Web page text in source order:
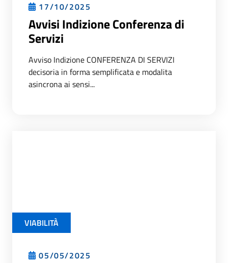
17/10/2025
Avvisi Indizione Conferenza di
Servizi
Avviso Indizione CONFERENZA DI SERVIZI
decisoria in forma semplificata e modalita
asincrona ai sensi...
VIABILITÀ
05/05/2025